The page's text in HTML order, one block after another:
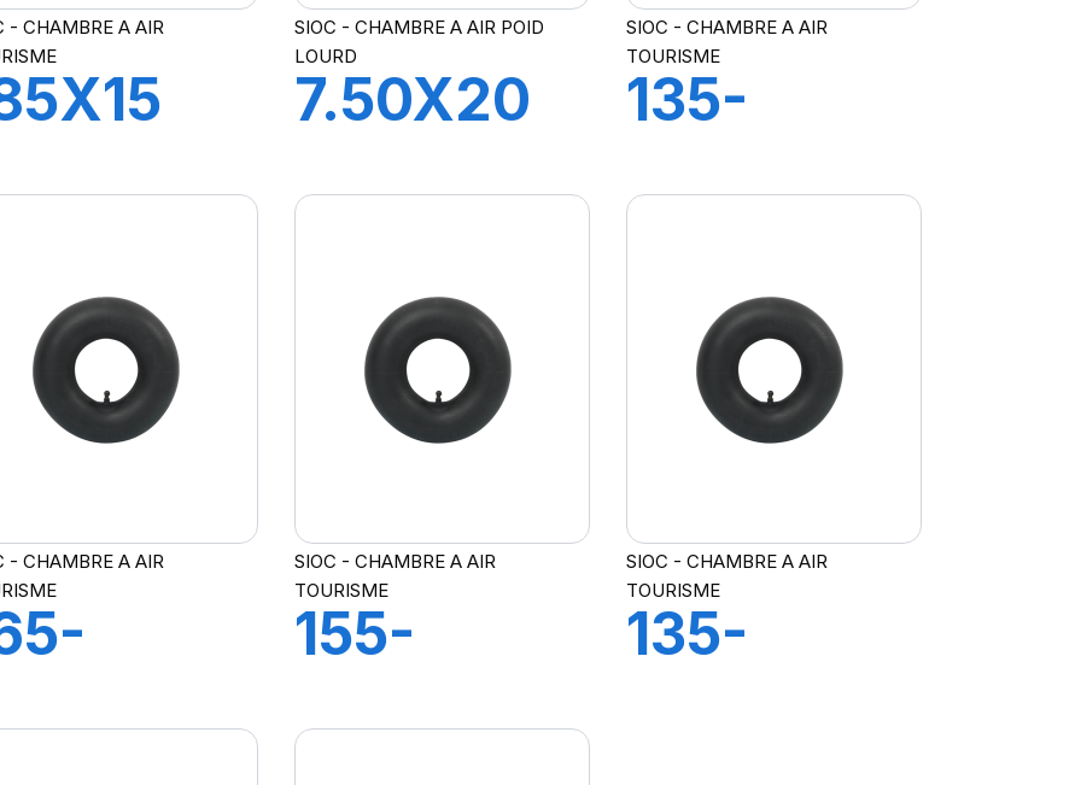
- CHAMBRE A AIR
SIOC - CHAMBRE A AIR POID
LOURD
7.50X20
SIOC - CHAMBRE A AIR
TOURISME
135-
- CHAMBRE A AIR
SIOC - CHAMBRE A AIR
TOURISME
155-
SIOC - CHAMBRE A AIR
TOURISME
135-